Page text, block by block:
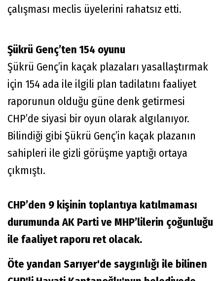
çalışması meclis üyelerini rahatsız etti.
Şükrü Genç’ten 154 oyunu
Şükrü Genç’in kaçak plazaları yasallaştırmak
için 154 ada ile ilgili plan tadilatını faaliyet
raporunun olduğu güne denk getirmesi
CHP’de siyasi bir oyun olarak algılanıyor.
Bilindiği gibi Şükrü Genç’in kaçak plazanın
sahipleri ile gizli görüşme yaptığı ortaya
çıkmıştı.
CHP’den 9 kişinin toplantıya katılmaması
durumunda AK Parti ve MHP’lilerin çoğunluğu
ile faaliyet raporu ret olacak.
Öte yandan Sarıyer'de saygınlığı ile bilinen